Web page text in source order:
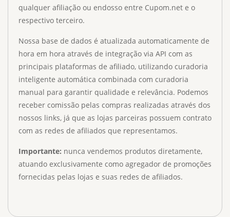
qualquer afiliação ou endosso entre Cupom.net e o
respectivo terceiro.
Nossa base de dados é atualizada automaticamente de
hora em hora através de integração via API com as
principais plataformas de afiliado, utilizando curadoria
inteligente automática combinada com curadoria
manual para garantir qualidade e relevância. Podemos
receber comissão pelas compras realizadas através dos
nossos links, já que as lojas parceiras possuem contrato
com as redes de afiliados que representamos.
Importante: nunca vendemos produtos diretamente,
atuando exclusivamente como agregador de promoções
fornecidas pelas lojas e suas redes de afiliados.